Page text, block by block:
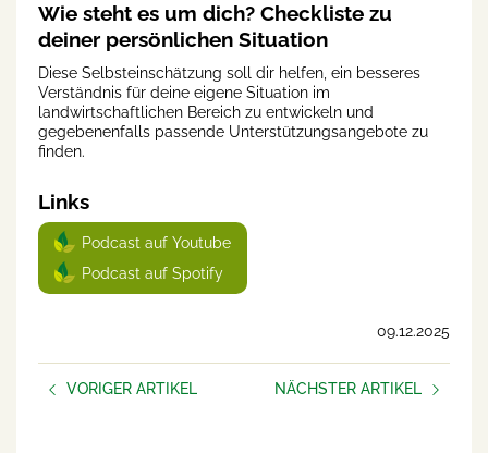
Wie steht es um dich? Checkliste zu
deiner persönlichen Situation
Diese Selbsteinschätzung soll dir helfen, ein besseres
Verständnis für deine eigene Situation im
landwirtschaftlichen Bereich zu entwickeln und
gegebenenfalls passende Unterstützungsangebote zu
finden.
Links
Podcast auf Youtube
Podcast auf Spotify
09.12.2025
VORIGER ARTIKEL
NÄCHSTER ARTIKEL